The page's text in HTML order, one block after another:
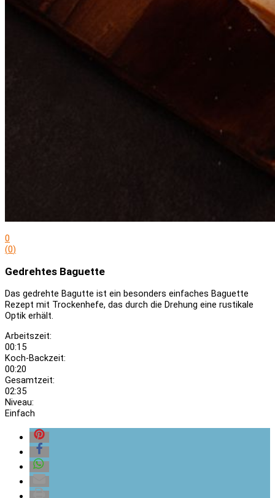
0
(0)
Gedrehtes Baguette
Das gedrehte Bagutte ist ein besonders einfaches Baguette
Rezept mit Trockenhefe, das durch die Drehung eine rustikale
Optik erhält.
Arbeitszeit:
00:15
Koch-Backzeit:
00:20
Gesamtzeit:
02:35
Niveau:
Einfach